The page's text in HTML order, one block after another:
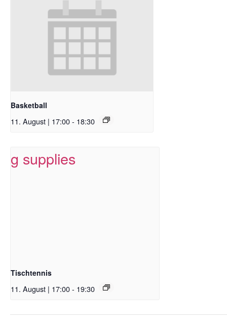
Basketball
11. August | 17:00- 18:30
Tischtennis
11. August | 17:00- 19:30